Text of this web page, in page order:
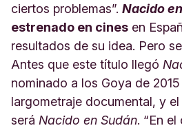
ciertos problemas”. Nacido
estrenado en cines en
resultados de su idea. Pero
Antes que este título llegó
nominado a los Goya de
largometraje documental, y
será Nacido en Sudán. “En